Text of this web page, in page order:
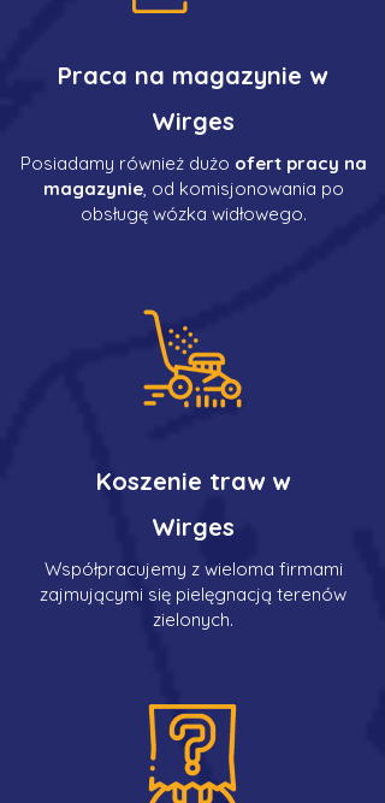
Praca na magazynie w
Wirges
Posiadamy również dużo ofert pracy na
magazynie, od komisjonowania po
obsługę wózka widłowego.
Koszenie traw w
Wirges
Współpracujemy z wieloma firmami
zajmującymi się pielęgnacją terenów
zielonych.